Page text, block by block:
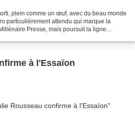
plein comme un œuf, avec du beau monde
particulièrement attendu qui marque la
Presse, mais poursuit la ligne
à l'Essaïon